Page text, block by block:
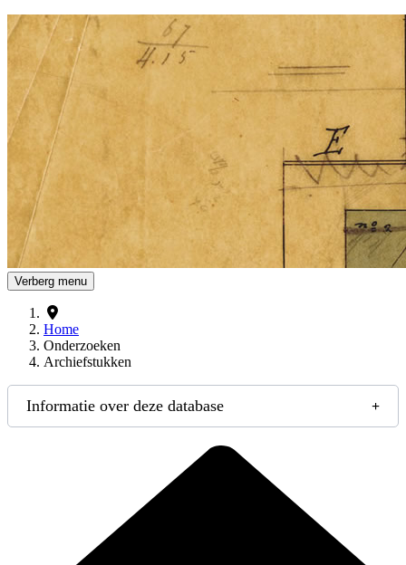
Drents Archief
Verberg menu
Home
Onderzoeken
Archiefstukken
Informatie over deze database